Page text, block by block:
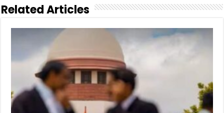
Related Articles